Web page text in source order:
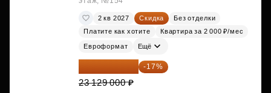
2 кв 2027 Скидка
Без отделки
Платите как хотите
Квартира за 2 000 ₽/мес
Евроформат Ещё
19 197 070 ₽ -17%
23 129 000 ₽